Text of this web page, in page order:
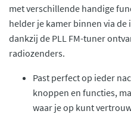
met verschillende handige
helder je kamer binnen via
dankzij de PLL FM-tuner
radiozenders.
Past perfect op ieder
knoppen en functies,
waar je op kunt